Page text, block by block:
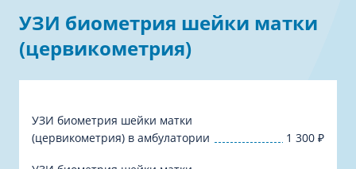
УЗИ биометрия шейки матки
(цервикометрия)
УЗИ биометрия шейки матки
(цервикометрия) в амбулатории
1 300 ₽